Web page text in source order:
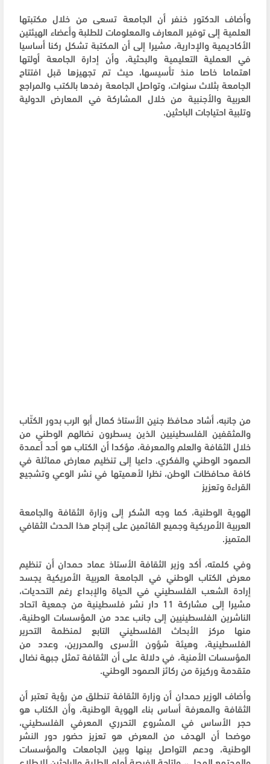
وأضاف الدكتور خنفر أن الجامعة تسعى من خلال مكتبتها
العلمية إلى توفير المعارف والمعلومات للطلبة وأعضاء الهيئتين
الأكاديمية والإدارية، مشيرا إلى أن المكتبة تشكل ركنا أساسيا
في العملية التعليمية والبحثية، وأن إدارة الجامعة أولتها
اهتماما خاصا منذ تأسيسها، حيث تم تجهيزها قبل افتتاح
الجامعة بثلاث سنوات، وتواصل الجامعة رفدها بالكتب والمراجع
العربية والأجنبية من خلال المشاركة في المعارض الدولية
وتلبية احتياجات الباحثين.
من جانبه، أشاد محافظ جنين الأستاذ كمال أبو الرب بدور الكتّاب
والمثقفين الفلسطينيين الذين يسطرون نضالهم الوطني من
خلال الثقافة والعلم والمعرفة، مؤكدا أن الكتاب هو أحد أعمدة
الصمود الوطني والفكري. داعيا إلى تنظيم معارض مماثلة في
كافة محافظات الوطن، نظرا لأهميتها في نشر الوعي وتشجيع
القراءة وتعزيز
الهوية الوطنية، كما وجه الشكر إلى وزارة الثقافة والجامعة
العربية الأمريكية وجميع القائمين على إنجاح هذا الحدث الثقافي
المتميز.
وفي كلمته، أكد وزير الثقافة الأستاذ عماد حمدان أن تنظيم
معرض الكتاب الوطني في الجامعة العربية الأمريكية يجسد
إرادة الشعب الفلسطيني في الحياة والإبداع رغم التحديات،
مشيرا إلى مشاركة 11 دار نشر فلسطينية من جمعية اتحاد
الناشرين الفلسطينيين إلى جانب عدد من المؤسسات الوطنية،
منها مركز الأبحاث الفلسطيني التابع لمنظمة التحرير
الفلسطينية، وهيئة شؤون الأسرى والمحررين، وعدد من
المؤسسات الأمنية، في دلالة على أن الثقافة تمثل جبهة نضال
متقدمة وركيزة من ركائز الصمود الوطني.
وأضاف الوزير حمدان أن وزارة الثقافة تنطلق من رؤية تعتبر أن
الثقافة والمعرفة أساس بناء الهوية الوطنية، وأن الكتاب هو
حجر الأساس في المشروع التحرري المعرفي الفلسطيني،
موضحا أن الهدف من المعرض هو تعزيز حضور دور النشر
الوطنية، ودعم التواصل بينها وبين الجامعات والمؤسسات
والمجتمع المحلي، وإتاحة الفرصة أمام الطلبة والباحثين للاطلاع